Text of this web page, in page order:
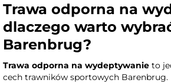
Trawa odporna na
dlaczego warto
Barenbrug?
Trawa odporna na wydeptywanie to
cech trawników sportowych Barenbrug.